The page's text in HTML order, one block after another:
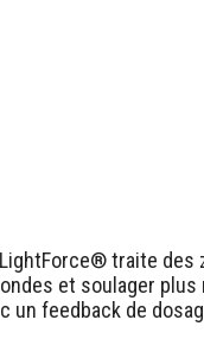
LightForce® traite des
et soulager plus
un feedback de